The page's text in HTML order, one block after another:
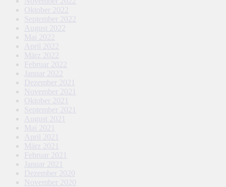
Oktober 2022
September 2022
August 2022
Mai 2022
April 2022
März 2022
Februar 2022
Januar 2022
Dezember 2021
November 2021
Oktober 2021
September 2021
August 2021
Mai 2021
April 2021
März 2021
Februar 2021
Januar 2021
Dezember 2020
November 2020